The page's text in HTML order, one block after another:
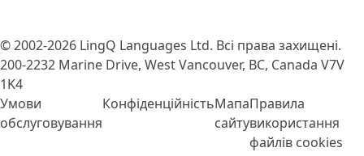
© 2002-2026 LingQ Languages Ltd. Всі права захищені.
200-2232 Marine Drive, West Vancouver, BC, Canada V7V
1K4
Умови
обслуговування
КонфіденційністьМапа
сайту
Правила
використання
файлів cookies